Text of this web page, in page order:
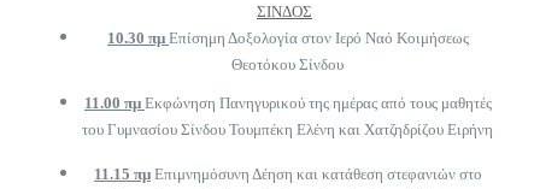
ΣΙΝΔΟΣ
10.30 πμ Επίσημη Δοξολογία στον Ιερό Ναό Κοιμήσεως
Θεοτόκου Σίνδου
11.00 πμ Εκφώνηση Πανηγυρικού της ημέρας από τους μαθητές
του Γυμνασίου Σίνδου Τουμπέκη Ελένη και Χατζηδρίζου Ειρήνη
11.15 πμΕπιμνημόσυνη Δέηση και κατάθεση στεφανιών στο